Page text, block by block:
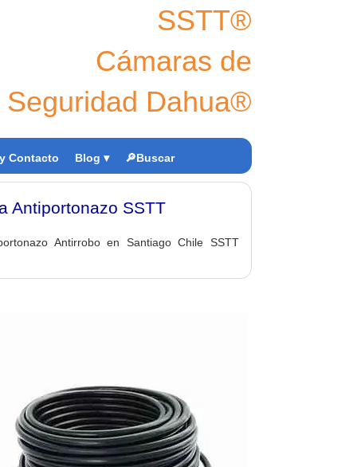
SSTT®
Cámaras de
Seguridad Dahua®
Contacto Blog ▾ 🔎Buscar
Antiportonazo SSTT
Antirrobo en Santiago Chile SSTT